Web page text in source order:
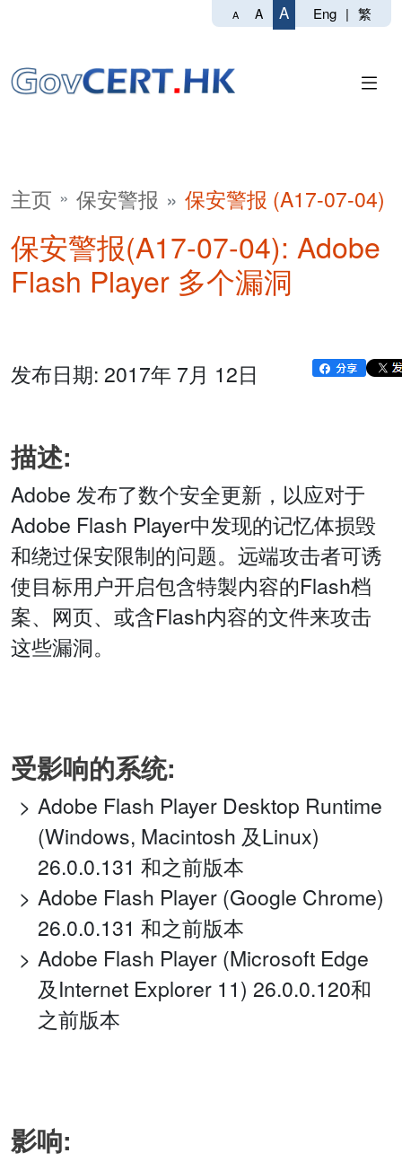
A A A Eng | 繁
主页 保安警报 保安警报 (A17-07-04)
保安警报(A17-07-04): Adobe
Flash Player 多个漏洞
发布日期: 2017年 7月 12日
描述:
Adobe 发布了数个安全更新，以应对于
Adobe Flash Player中发现的记忆体损毁
和绕过保安限制的问题。远端攻击者可诱
使目标用户开启包含特製内容的Flash档
案、网页、或含Flash内容的文件来攻击
这些漏洞。
受影响的系统:
Adobe Flash Player Desktop Runtime
(Windows, Macintosh 及Linux)
26.0.0.131 和之前版本
Adobe Flash Player (Google Chrome)
26.0.0.131 和之前版本
Adobe Flash Player (Microsoft Edge
及Internet Explorer 11) 26.0.0.120和
之前版本
影响: